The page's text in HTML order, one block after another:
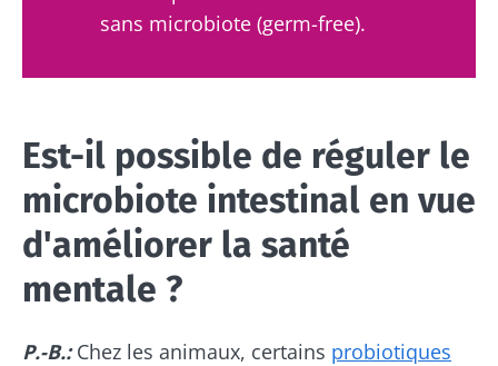
sans microbiote (germ-free).
Est-il possible de réguler le
microbiote intestinal en vue
d'améliorer la santé
mentale ?
P.-B.: Chez les animaux, certains probiotiques